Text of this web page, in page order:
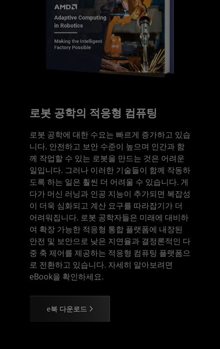
로봇 공학의 적응형 컴퓨팅
로봇 공학에 대한 수요는 빠르게 증가하고 있습
니다. 안전하고 보안 수준이 높으며 인간과 함
께 작업할 수 있는 로봇을 만드는 것은 어려운
일입니다. 그러나 이러한 기술들이 함께 작동하
도록 하는 일은 훨씬 더 어려울 수 있습니다. 게
다가 머신 러닝과 인공 지능이 추가되면 복잡성
이 더욱 심화되고 계산 요구를 따라잡기가 더
어려워집니다. 로봇 공학자들은 미래에 대비하
여 확장 가능한 적응형 통합 플랫폼에 내장된
안전 및 보안으로 낮은 지연율과 결정론적인 다
중 축 제어를 제공하는 적응형 컴퓨팅 플랫폼으
로 전환하고 있습니다. 자세히 알아보려면
eBook을 확인하세요.
e북 다운로드